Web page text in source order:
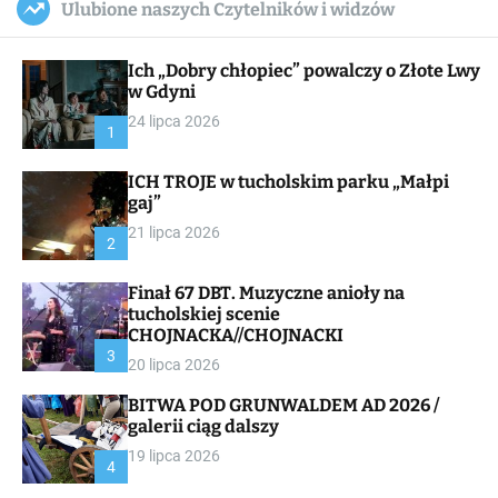
c
a
a
s
W
i
e
l
c
Ulubione naszych Czytelników i widzów
1
Ich „Dobry chłopiec” powalczy o Złote Lwy
w Gdyni
24 lipca 2026
2
ICH TROJE w tucholskim parku „Małpi
gaj”
21 lipca 2026
3
Finał 67 DBT. Muzyczne anioły na
tucholskiej scenie
CHOJNACKA//CHOJNACKI
20 lipca 2026
4
BITWA POD GRUNWALDEM AD 2026 /
galerii ciąg dalszy
19 lipca 2026